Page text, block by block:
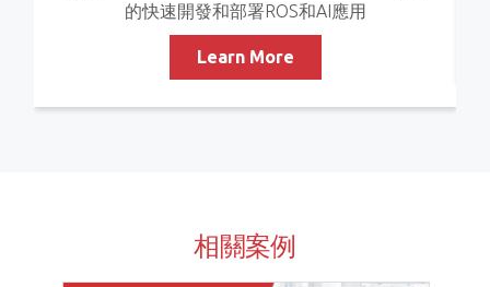
的快速開發和部署ROS和AI應用
Learn More
相關案例